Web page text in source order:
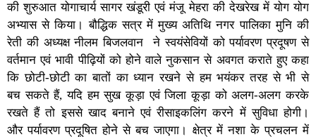
की शुरुआत योगाचार्य सागर खंडूरी एवं मंजू मेहरा की देखरेख में योग योग
अभ्यास से किया। बौद्धिक सत्र में मुख्य अतिथि नगर पालिका मुनि की
रेती की अध्यक्ष नीलम बिजलवान ने स्वयंसेवियों को पर्यावरण प्रदूषण से
वर्तमान एवं भावी पीढ़ियों को होने वाले नुकसान से अवगत कराते हुए कहा
कि छोटी-छोटी का बातों का ध्यान रखने से हम भयंकर तरह से भी से
बच सकते हैं, यदि हम सुख कूड़ा एवं जिला कूड़ा को अलग-अलग करके
रखते हैं तो इससे खाद बनाने एवं रीसाइकलिंग करने में सुविधा होगी।
और पर्यावरण प्रदूषित होने से बच जाएगा। क्षेत्र में नशा के प्रचलन में